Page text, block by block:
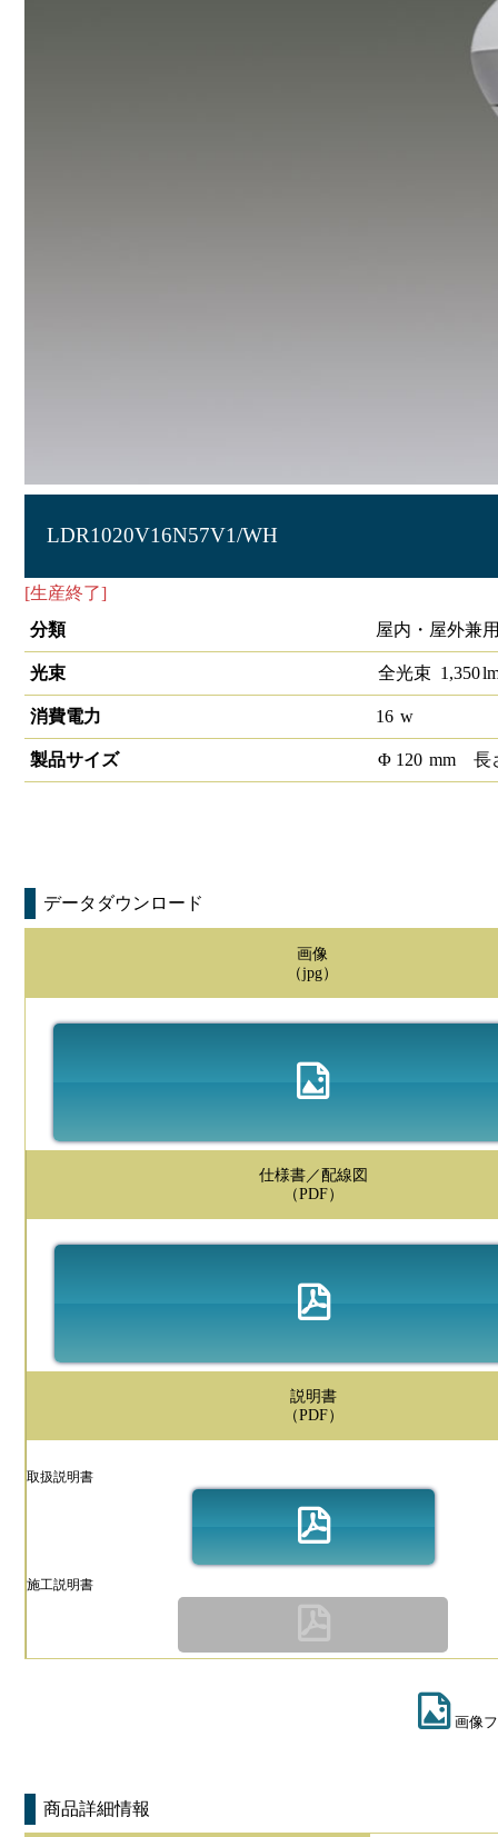
LDR1020V16N57V1/WH
[生産終了]
分類
屋内・屋外兼
光束 全光束 1,350
消費電力 16 w
製品サイズ Φ 120 mm 長
データダウンロード
画像
（jpg）
仕様書／配線図
（PDF）
説明書
（PDF）
取扱説明書
施工説明書
画像
商品詳細情報